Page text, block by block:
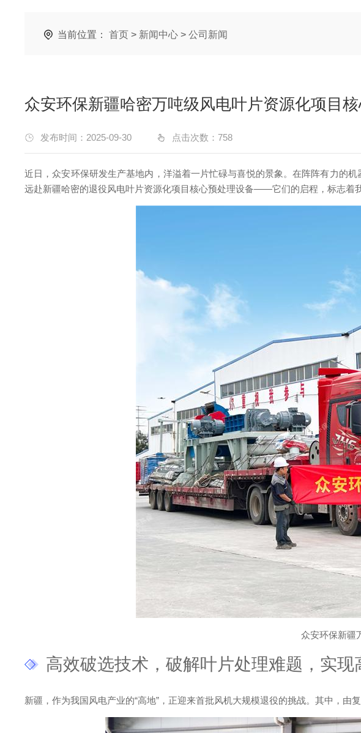
当前位置： 首页 > 新闻中心 > 公司新闻
众安环保新疆哈密万吨级风电叶片资源化项目
发布时间：2025-09-30 点击次数： 758
近日，众安环保研发生产基地内，洋溢着一片忙碌与喜悦的景象。在阵阵有力的
远赴新疆哈密的退役风电叶片资源化项目核心预处理设备——它们的启程，标志着
众安环保新疆
高效破选技术，破解叶片处理难题，实现
新疆，作为我国风电产业的“高地”，正迎来首批风机大规模退役的挑战。其中，由